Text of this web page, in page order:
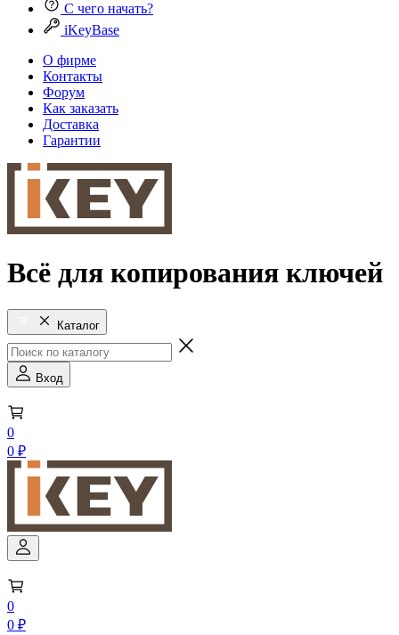
С чего начать?
iKeyBase
О фирме
Контакты
Форум
Как заказать
Доставка
Гарантии
Всё для копирования ключей
Каталог
Вход
0
0 ₽
0
0 ₽